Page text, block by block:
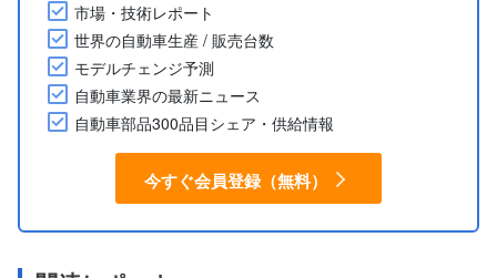
市場・技術レポート
世界の自動車生産 / 販売台数
モデルチェンジ予測
自動車業界の最新ニュース
自動車部品300品目シェア・供給情報
今すぐ会員登録（無料）